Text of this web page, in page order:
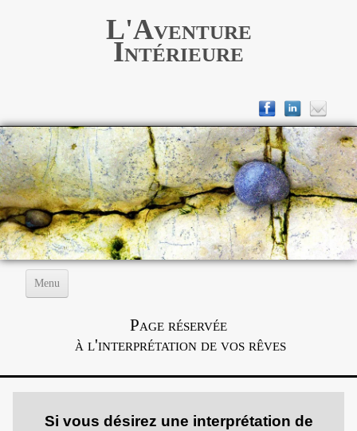
L'Aventure
Intérieure
Menu
Informations ▼
Page réservée
à l'interprétation de vos rêves
Si vous désirez une interprétation de